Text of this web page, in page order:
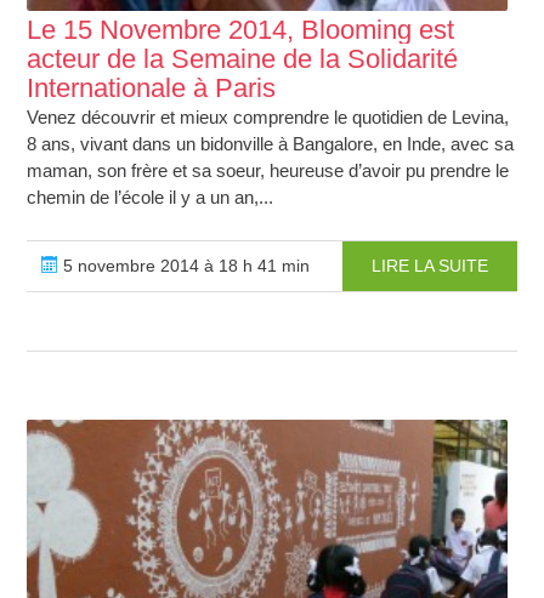
Le 15 Novembre 2014, Blooming est
acteur de la Semaine de la Solidarité
Internationale à Paris
Venez découvrir et mieux comprendre le quotidien de Levina,
8 ans, vivant dans un bidonville à Bangalore, en Inde, avec sa
maman, son frère et sa soeur, heureuse d’avoir pu prendre le
chemin de l’école il y a un an,...
5 novembre 2014 à 18 h 41 min LIRE LA SUITE